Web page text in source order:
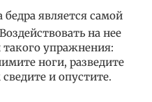
является самой
на нее
упражнения:
ноги, разведите
и опустите.